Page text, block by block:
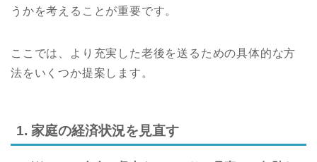
うかを考えることが重要です。
ここでは、より充実した老後を送るための具体的な方
法をいくつか提案します。
1. 家庭の経済状況を見直す